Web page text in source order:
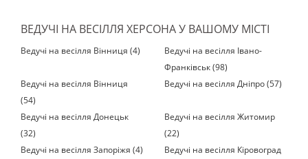
ВЕДУЧІ НА ВЕСІЛЛЯ ХЕРСОНА У ВАШОМУ МІСТІ
Ведучі на весілля Вінниця (4)
Ведучі на весілля Івано-
Франківськ (98)
Ведучі на весілля Вінниця
(54)
Ведучі на весілля Дніпро (57)
Ведучі на весілля Донецьк
(32)
Ведучі на весілля Житомир
(22)
Ведучі на весілля Запоріжя (4)
Ведучі на весілля Кіровоград